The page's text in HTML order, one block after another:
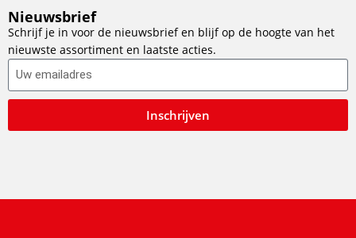
Nieuwsbrief
Schrijf je in voor de nieuwsbrief en blijf op de hoogte van het
nieuwste assortiment en laatste acties.
Inschrijven